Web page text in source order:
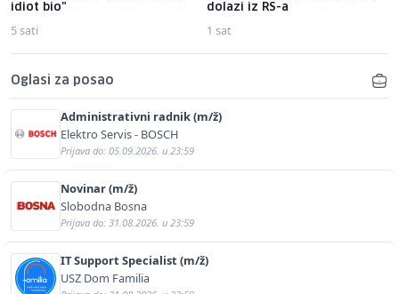
idiot bio"
5 sati
dolazi iz RS-a
1 sat
Oglasi za posao
Administrativni radnik (m/ž)
Elektro Servis - BOSCH
Prijava do: 05.09.2026. u 23:59
Novinar (m/ž)
Slobodna Bosna
Prijava do: 31.08.2026. u 23:59
IT Support Specialist (m/ž)
USZ Dom Familia